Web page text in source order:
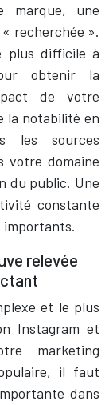
marque, une
recherchée ».
plus difficile à
obtenir la
de votre
la notabilité en
les sources
votre domaine
du public. Une
constante
importants.
relevée
et le plus
Instagram et
marketing
il faut
dans